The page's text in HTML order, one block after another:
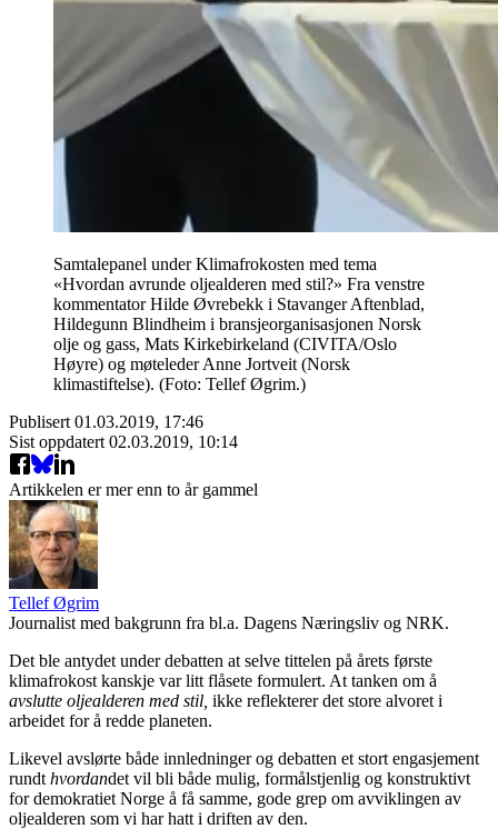
Samtalepanel under Klimafrokosten med tema
«Hvordan avrunde oljealderen med stil?» Fra venstre
kommentator Hilde Øvrebekk i Stavanger Aftenblad,
Hildegunn Blindheim i bransjeorganisasjonen Norsk
olje og gass, Mats Kirkebirkeland (CIVITA/Oslo
Høyre) og møteleder Anne Jortveit (Norsk
klimastiftelse). (Foto: Tellef Øgrim.)
Publisert 01.03.2019, 17:46
Sist oppdatert 02.03.2019, 10:14
Artikkelen er mer enn to år gammel
Tellef Øgrim
Journalist med bakgrunn fra bl.a. Dagens Næringsliv og NRK.
Det ble antydet under debatten at selve tittelen på årets første
klimafrokost kanskje var litt flåsete formulert. At tanken om å
avslutte oljealderen med stil ikke reflekterer det store alvoret i
arbeidet for å redde planeten.
Likevel avslørte både innledninger og debatten et stort engasjement
rundt hvordandet vil bli både mulig, formålstjenlig og konstruktivt
for demokratiet Norge å få samme, gode grep om avviklingen av
oljealderen som vi har hatt i driften av den.